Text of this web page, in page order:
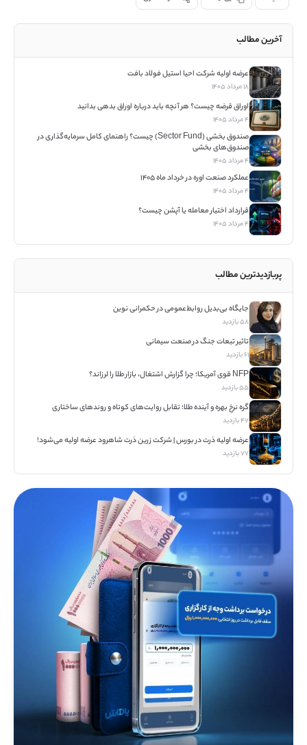
آخرین مطالب
عرضه اولیه شرکت احیا استیل فولاد بافت
۱۸ مرداد ۱۴۰۵
اوراق قرضه چیست؟ هر آنچه باید درباره اوراق بدهی بدانید
۴ مرداد ۱۴۰۵
صندوق بخشی (Sector Fund) چیست؟ راهنمای کامل سرمایه‌گذاری در
صندوق‌های بخشی
۴ مرداد ۱۴۰۵
عملکرد صنعت اوره در خرداد ماه ۱۴۰۵
۴ مرداد ۱۴۰۵
قرارداد اختیار معامله یا آپشن چیست؟
۴ مرداد ۱۴۰۵
پربازدیدترین مطالب
جایگاه بی‌بدیل روابط‌عمومی در حکمرانی نوین
۵۸ بازدید
تاثیر تبعات جنگ در صنعت سیمانی
۶۱ بازدید
NFP قوی آمریکا؛ چرا گزارش اشتغال، بازار طلا را لرزاند؟
۵۵ بازدید
گره نرخ بهره و آینده طلا؛ تقابل روایت‌های کوتاه و روندهای ساختاری
۴۷ بازدید
عرضه اولیه ذرت در بورس | شرکت زرین ذرت شاهرود عرضه اولیه می‌شود!
۷۷ بازدید